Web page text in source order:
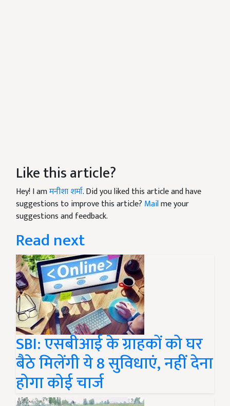
Like this article?
Hey! I amमनीशा शर्मा. Did you liked this article and have
suggestions to improve this article? Mailme your
suggestions and feedback.
Read next
SBI: एसबीआई के ग्राहकों को घर
बैठे मिलेंगी ये 8 सुविधाएं, नहीं देना
होगा कोई चार्ज